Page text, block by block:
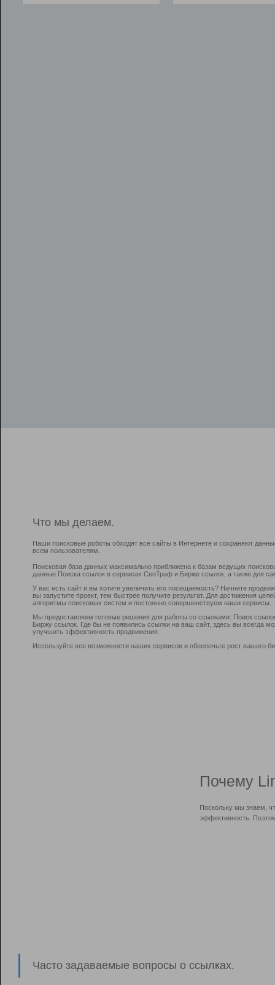
Что мы делаем.
Наши поисковые роботы обходят все сайты в Интернете и сохраняют
всем пользователям.
Поисковая база данных максимально приближена к базам ведущих
данные Поиска ссылок в сервисах СеоТраф и Бирже ссылок, а также для
У вас есть сайт и вы хотите увеличить его посещаемость? Начните
вы запустите проект, тем быстрее получите результат. Для достижения
алгоритмы поисковых систем и постоянно совершенствуем наши сервисы.
Мы предоставляем готовые решения для работы со ссылками: Поиск
Биржу ссылок. Где бы не появились ссылки на ваш сайт, здесь вы всегда
улучшить эффективность продвижения.
Используйте все возможности наших сервисов и обеспечьте рост вашего
Почему
Поскольку мы знаем,
эффективность.
Часто задаваемые вопросы о ссылках.